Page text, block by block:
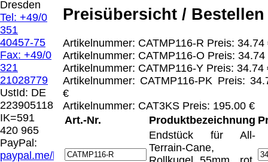
Dresden
Tel: +49/0
351
40457-75
Fax: +49/0
321
21028779
UstId: DE
223905118
IK=591
420 965
PayPal:
paypal.me/blindenhilfsmittel
Preisübersicht / Bestellen
Artikelnummer: CATMP116-R Preis: 34.74
Artikelnummer: CATMP116-O Preis: 34.74
Artikelnummer: CATMP116-Y Preis: 34.74
Artikelnummer: CATMP116-PK Preis:
€
Artikelnummer: CAT3KS Preis: 195.00 €
Art.-Nr.
Produktbezeichnung
Endstück für All-
Terrain-Cane,
Firmen. Preisänderungen, Irrtümer und
technische Änderungen vorbehalten.
letzte Änderung: 18. Mai 2025 Blinden
Hilfsmittel Vertrieb Dresden,
Mit einem Urteil vom 12.05.1998 - 312 O
85/98 - Haftung für Links hat das Landgericht
Hamburg entschieden, dass man durch die
Anbringung eines Links, die Inhalte der
gelinkten Seite ggf. mit zu verantworten hat.
Dieses kann nur dadurch verhindert werden,
dass man sich ausdrücklich von diesen